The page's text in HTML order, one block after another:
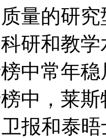
量的研
研和教
中常年
中，莱
报和泰